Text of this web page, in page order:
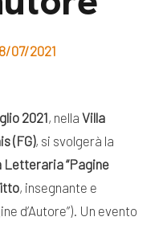
07/2021
2021, nella Villa
(FG), si svolgerà la
Letteraria “Pagine
, insegnante e
d’Autore”). Un evento
dal Sud
Campagne
pubblicazioni
Docufilm
Videomagazine
e blog progetti